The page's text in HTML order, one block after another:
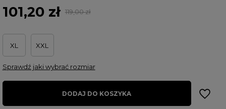
101,20 zł 119,00 zł
XL XXL
Sprawdź jaki wybrać rozmiar
DODAJ DO KOSZYKA